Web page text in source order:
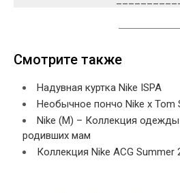
Смотрите также
Надувная куртка Nike ISPA
Необычное пончо Nike x Tom
Nike (M) – Коллекция
родивших мам
Коллекция Nike ACG Summer